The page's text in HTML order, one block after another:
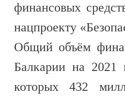
финансовых
нацпроекту
Общий объём
Балкарии на 2021
которых 432